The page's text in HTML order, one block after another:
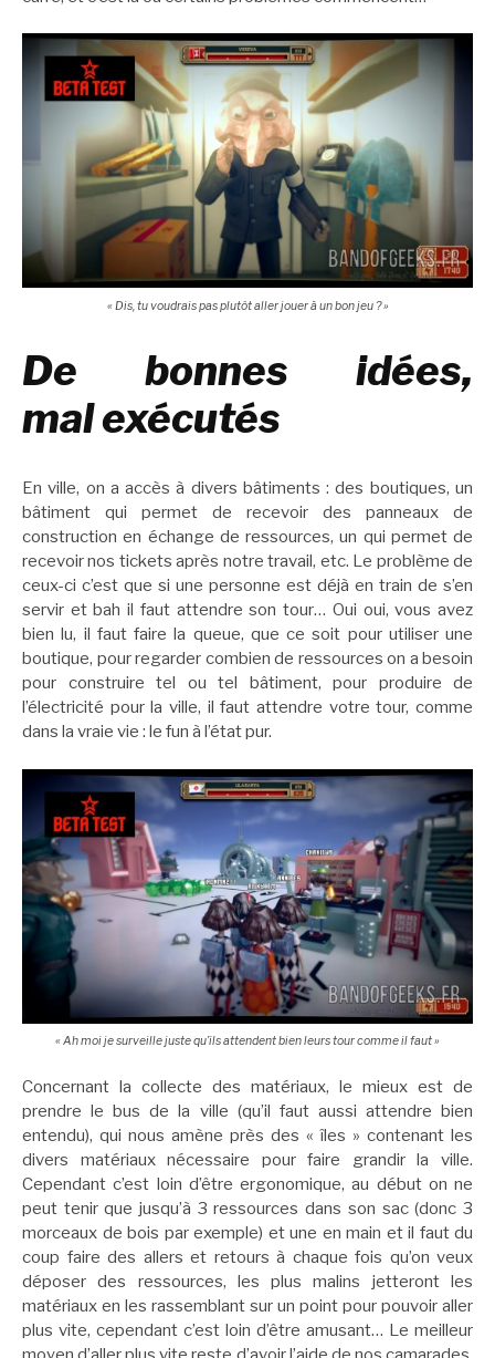
« Dis, tu voudrais pas plutôt aller jouer à un bon jeu ? »
De bonnes idées,
malexécutés
En ville, on a accès à divers bâtiments : des boutiques, un
bâtiment qui permet de recevoir des panneaux de
construction en échange de ressources, un qui permet de
recevoir nos tickets après notre travail, etc. Le problème de
ceux-ci c’est que si une personne est déjà en train de s’en
servir et bah il faut attendre son tour… Oui oui, vous avez
bien lu, il faut faire la queue, que ce soit pour utiliser une
boutique, pour regarder combien de ressources on a besoin
pour construire tel ou tel bâtiment, pour produire de
l’électricité pour la ville, il faut attendre votre tour, comme
dans la vraie vie : le fun à l’état pur.
« Ah moi je surveille juste qu’ils attendent bien leurs tour comme il faut »
Concernant la collecte des matériaux, le mieux est de
prendre le bus de la ville (qu’il faut aussi attendre bien
entendu), qui nous amène près des « îles » contenant les
divers matériaux nécessaire pour faire grandir la ville.
Cependant c’est loin d’être ergonomique, au début on ne
peut tenir que jusqu’à 3 ressources dans son sac (donc 3
morceaux de bois par exemple) et une en main et il faut du
coup faire des allers et retours à chaque fois qu’on veux
déposer des ressources, les plus malins jetteront les
matériaux en les rassemblant sur un point pour pouvoir aller
plus vite, cependant c’est loin d’être amusant… Le meilleur